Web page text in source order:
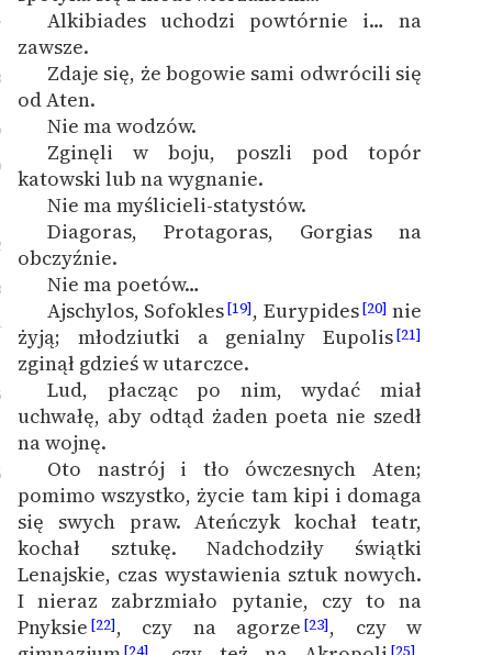
Alkibiades uchodzi powtórnie i… na
zawsze.
Zdaje się, że bogowie sami odwrócili się
od Aten.
Nie ma wodzów.
Zginęli w boju, poszli pod topór
katowski lub na wygnanie.
Nie ma myślicieli-statystów.
Diagoras, Protagoras, Gorgias na
obczyźnie.
Nie ma poetów…
Ajschylos, Sofokles[19], Eurypides[20] nie
żyją; młodziutki a genialny Eupolis[21]
zginął gdzieś w utarczce.
Lud, płacząc po nim, wydać miał
uchwałę, aby odtąd żaden poeta nie szedł
na wojnę.
Oto nastrój i tło ówczesnych Aten;
pomimo wszystko, życie tam kipi i domaga
się swych praw. Ateńczyk kochał teatr,
kochał sztukę. Nadchodziły świątki
Lenajskie, czas wystawienia sztuk nowych.
I nieraz zabrzmiało pytanie, czy to na
Pnyksie [22], czy na agorze [23], czy w
[24] [25]